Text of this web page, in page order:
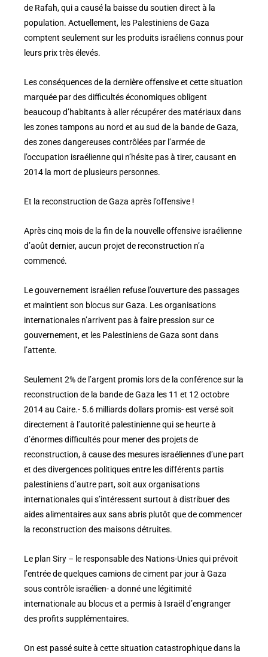
de Rafah, qui a causé la baisse du soutien direct à la
population. Actuellement, les Palestiniens de Gaza
comptent seulement sur les produits israéliens connus pour
leurs prix très élevés.
Les conséquences de la dernière offensive et cette situation
marquée par des difficultés économiques obligent
beaucoup d’habitants à aller récupérer des matériaux dans
les zones tampons au nord et au sud de la bande de Gaza,
des zones dangereuses contrôlées par l’armée de
l’occupation israélienne qui n’hésite pas à tirer, causant en
2014 la mort de plusieurs personnes.
Et la reconstruction de Gaza après l’offensive !
Après cinq mois de la fin de la nouvelle offensive israélienne
d’août dernier, aucun projet de reconstruction n’a
commencé.
Le gouvernement israélien refuse l’ouverture des passages
et maintient son blocus sur Gaza. Les organisations
internationales n’arrivent pas à faire pression sur ce
gouvernement, et les Palestiniens de Gaza sont dans
l’attente.
Seulement 2% de l’argent promis lors de la conférence sur la
reconstruction de la bande de Gaza les 11 et 12 octobre
2014 au Caire.- 5.6 milliards dollars promis- est versé soit
directement à l’autorité palestinienne qui se heurte à
d’énormes difficultés pour mener des projets de
reconstruction, à cause des mesures israéliennes d’une part
et des divergences politiques entre les différents partis
palestiniens d’autre part, soit aux organisations
internationales qui s’intéressent surtout à distribuer des
aides alimentaires aux sans abris plutôt que de commencer
la reconstruction des maisons détruites.
Le plan Siry – le responsable des Nations-Unies qui prévoit
l’entrée de quelques camions de ciment par jour à Gaza
sous contrôle israélien- a donné une légitimité
internationale au blocus et a permis à Israël d’engranger
des profits supplémentaires.
On est passé suite à cette situation catastrophique dans la